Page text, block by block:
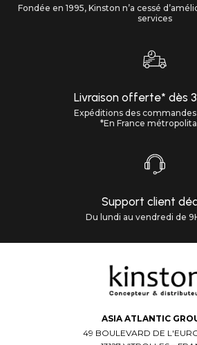
Fondée en 1995, Kinston n’a cessé
services
Livraison offerte* dès
Expéditions des
*En France
Support client
Du lundi au vendredi de
ASIA ATLANTIC
49 BOULEVARD DE